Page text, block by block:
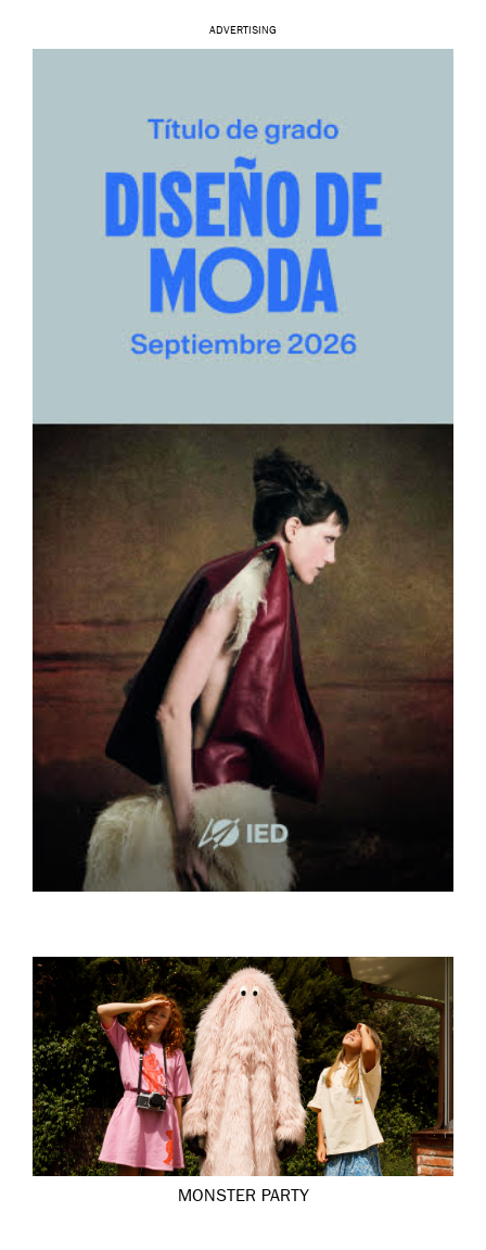
ADVERTISING
MONSTER PARTY